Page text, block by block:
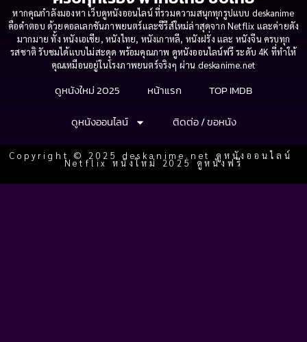
หากคุณกำลังมองหา เว็บดูหนังออนไลน์ ที่รวมความสนุกทุกรูปแบบ deskanime
คือคำตอบ ด้วยคอลเลกชันภาพยนตร์และซีรีส์ใหม่ล่าสุดจาก Netflix และค่ายดัง
มากมาย ทั้ง หนังเอเชีย, หนังไทย, หนังเกาหลี, หนังฝรั่ง และ หนังจีน ครบทุก
รสชาติ รับชมได้แบบไม่สะดุด พร้อมคุณภาพ ดูหนังออนไลน์ฟรี ระดับ 4K ที่ทำให้
คุณเหมือนอยู่ในโรงภาพยนตร์จริงๆ ผ่าน deskanime.net
ดูหนังใหม่ 2025 หน้าแรก
TOP IMDB
ดูหนังออนไลน์
ติดต่อ / ขอหนัง
Copyright © 2025 deskanime.net ดูหนังออนไลน์
Netflix หนังใหม่ 2025 ดูหนังฟรี